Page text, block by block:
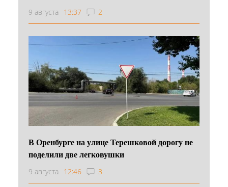
9 августа 13:37 2
В Оренбурге на улице Терешковой дорогу не
поделили две легковушки
9 августа 12:46 3